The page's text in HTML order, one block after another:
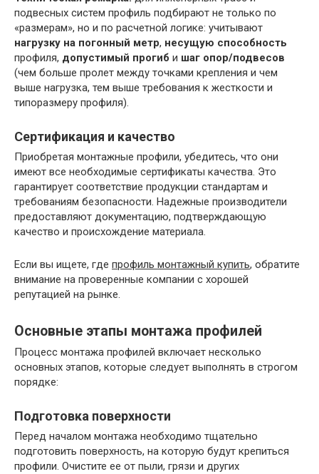
подвесных систем профиль подбирают не только по
«размерам», но и по расчетной логике: учитывают
нагрузку на погонный метр, несущую способность
профиля, допустимый прогиб и шаг опор/подвесов
(чем больше пролет между точками крепления и чем
выше нагрузка, тем выше требования к жесткости и
типоразмеру профиля).
Сертификация и качество
Приобретая монтажные профили, убедитесь, что они
имеют все необходимые сертификаты качества. Это
гарантирует соответствие продукции стандартам и
требованиям безопасности. Надежные производители
предоставляют документацию, подтверждающую
качество и происхождение материала.
Если вы ищете, где профиль монтажный купить, обратите
внимание на проверенные компании с хорошей
репутацией на рынке.
Основные этапы монтажа профилей
Процесс монтажа профилей включает несколько
основных этапов, которые следует выполнять в строгом
порядке:
Подготовка поверхности
Перед началом монтажа необходимо тщательно
подготовить поверхность, на которую будут крепиться
профили. Очистите ее от пыли, грязи и других